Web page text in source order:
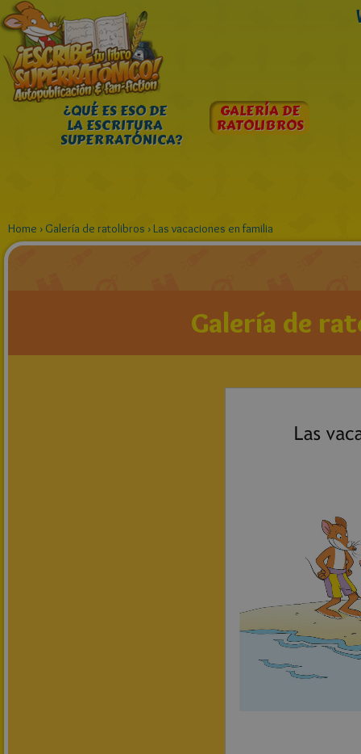
¿QUÉ ES ESO DE
LA ESCRITURA
SUPERRATÓNICA?
GALERÍA DE
RATOLIBROS
Home › Galería de ratolibros › Las vacaciones en familia
Galería de